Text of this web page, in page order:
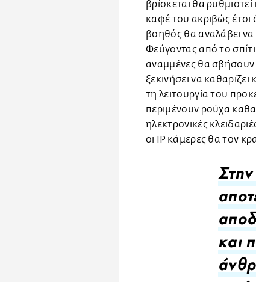
βρίσκεται θα
καφέ του ακριβώς έτσι
βοηθός θα αναλάβει να
Φεύγοντας από το
αναμμένες θα σβήσουν
ξεκινήσει να
τη λειτουργία του
περιμένουν ρούχα
ηλεκτρονικές
οι IP κάμερες θα τον
Στην
και